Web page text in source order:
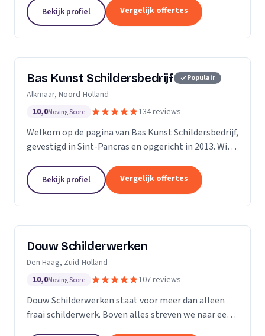
afspraak. Dankzij ons vakmanschap en direct...
Bekijk profiel Vergelijk offertes
Bas Kunst Schildersbedrijf Populair
Alkmaar, Noord-Holland
10,0Moving Score 134 reviews
Welkom op de pagina van Bas Kunst Schildersbedrijf,
gevestigd in Sint-Pancras en opgericht in 2013. Wij
ook regelmatig leerlingen op. Met...
Bekijk profiel Vergelijk offertes
Douw Schilderwerken
Den Haag, Zuid-Holland
10,0Moving Score 107 reviews
Douw Schilderwerken staat voor meer dan alleen
fraai schilderwerk. Boven alles streven we naar een